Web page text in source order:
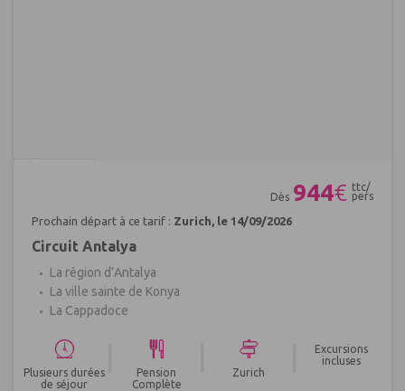
Dès 944€ ttc/
pers
Prochain départ à ce tarif : Zurich, le 14/09/2026
Circuit Antalya
La région d’Antalya
La ville sainte de Konya
La Cappadoce
Plusieurs durées
de séjour
Pension
Complète
Zurich
Excursions
incluses